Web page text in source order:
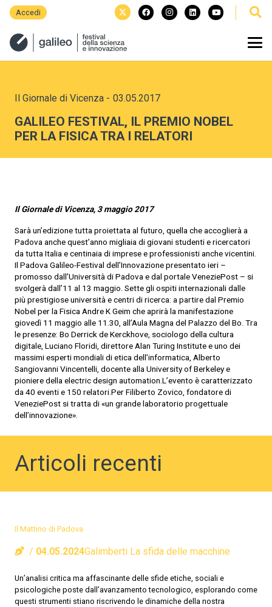
Accedi
Il Giornale di Vicenza - 03.05.2017
GALILEO FESTIVAL, IL PREMIO NOBEL
PER LA FISICA TRA I RELATORI
Il Giornale di Vicenza, 3 maggio 2017
Sarà un’edizione tutta proiettata al futuro, quella che accoglierà a
Padova anche quest’anno migliaia di giovani studenti e ricercatori
da tutta Italia e centinaia di imprese e professionisti anche vicentini.
Il Padova Galileo-Festival dell’Innovazione presentato ieri –
promosso dall’Università di Padova e dal portale VeneziePost – si
svolgerà dall’11 al 13 maggio. Sette gli ospiti internazionali dalle
più prestigiose università e centri di ricerca: a partire dal Premio
Nobel per la Fisica Andre K Geim che aprirà la manifestazione
giovedì 11 maggio alle 11.30, all’Aula Magna del Palazzo del Bo. Tra
le presenze: Bo Derrick de Kerckhove, sociologo della cultura
digitale, Luciano Floridi, direttore Alan Turing Institute e uno dei
massimi esperti mondiali di etica dell’informatica, Alberto
Sangiovanni Vincentelli, docente alla University of Berkeley e
pioniere della electric design automation.L’evento è caratterizzato
da 40 eventi e 150 relatori.Per Filiberto Zovico, fondatore di
VeneziePost si tratta di «un grande laboratorio progettuale
dell’innovazione».
Articoli recenti
Il Mattino di Padova
04.05.2024Galimberti La sfida delle macchine
Un’analisi critica ma affascinante delle sfide etiche, sociali e
psicologiche poste dall’avanzamento tecnologico, esplorando come
questi strumenti stiano riscrivendo le dinamiche della nostra